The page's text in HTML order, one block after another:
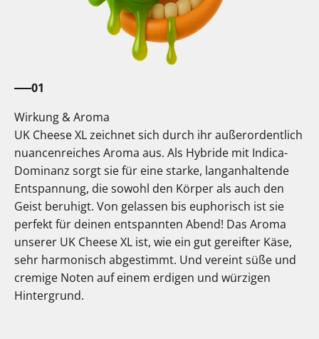
01
Wirkung & Aroma
UK Cheese XL zeichnet sich durch ihr außerordentlich
nuancenreiches Aroma aus. Als Hybride mit Indica-
Dominanz sorgt sie für eine starke, langanhaltende
Entspannung, die sowohl den Körper als auch den
Geist beruhigt. Von gelassen bis euphorisch ist sie
perfekt für deinen entspannten Abend! Das Aroma
unserer UK Cheese XL ist, wie ein gut gereifter Käse,
sehr harmonisch abgestimmt. Und vereint süße und
cremige Noten auf einem erdigen und würzigen
Hintergrund.